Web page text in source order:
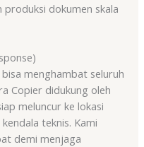
dokumen skala
menghambat seluruh
Copier didukung oleh
meluncur ke lokasi
teknis. Kami
demi menjaga